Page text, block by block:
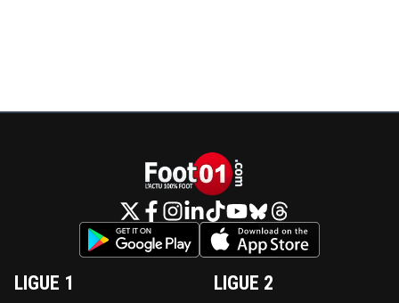
LIGUE 1 LIGUE 2